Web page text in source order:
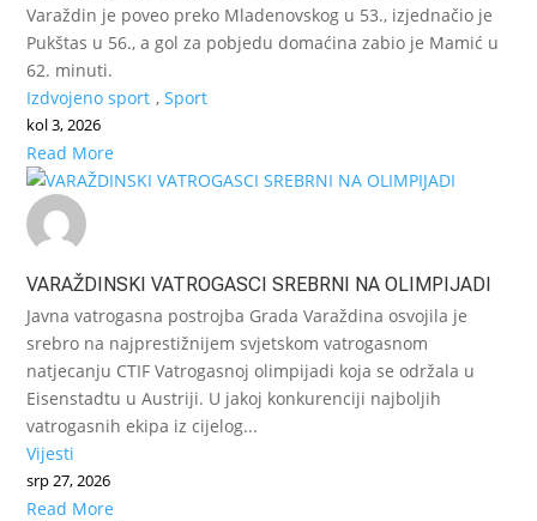
Varaždin je poveo preko Mladenovskog u 53., izjednačio je
Pukštas u 56., a gol za pobjedu domaćina zabio je Mamić u
62. minuti.
Izdvojeno sport ,Sport
kol 3, 2026
Read More
VARAŽDINSKI VATROGASCI SREBRNI NA OLIMPIJADI
Javna vatrogasna postrojba Grada Varaždina osvojila je
srebro na najprestižnijem svjetskom vatrogasnom
natjecanju CTIF Vatrogasnoj olimpijadi koja se održala u
Eisenstadtu u Austriji. U jakoj konkurenciji najboljih
vatrogasnih ekipa iz cijelog...
Vijesti
srp 27, 2026
Read More